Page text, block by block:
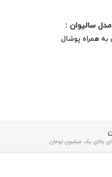
سالیوان :
همراه پوشال
بالای یک میلیون تومان